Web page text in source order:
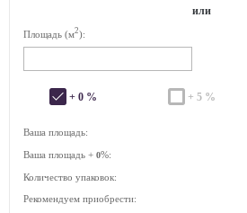
или
Площадь (м2):
+ 0 % + 5 %
Ваша площадь:
Ваша площадь + 0%:
Количество упаковок:
Рекомендуем приобрести: